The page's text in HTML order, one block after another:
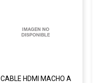
CABLE HDMI MACHO A